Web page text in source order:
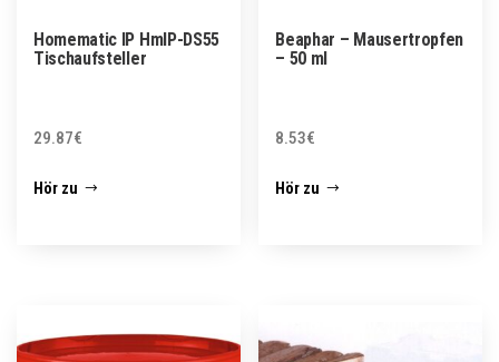
Homematic IP HmIP-DS55
Tischaufsteller
29.87€
Hör zu
Beaphar – Mausertropfen
– 50 ml
8.53€
Hör zu